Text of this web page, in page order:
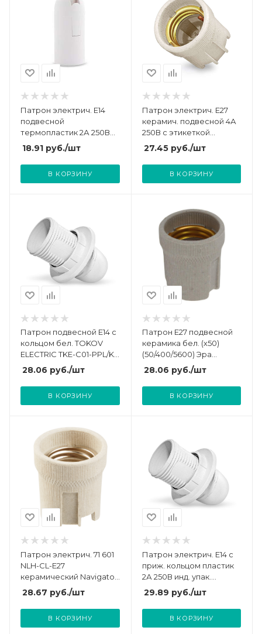
Патрон электрич. E14
подвесной
термопластик 2А 250В
UNIVersal 5560712
18.91 руб./шт
В КОРЗИНУ
Патрон электрич. E27
керамич. подвесной 4А
250В с этикеткой
UNIVersal 5565341
27.45руб./шт
В КОРЗИНУ
Патрон подвесной E14 с
кольцом бел. TOKOV
ELECTRIC TKE-C01-PPL/K-
14
28.06 руб./шт
В КОРЗИНУ
Патрон E27 подвесной
керамика бел. (х50)
(50/400/5600) Эра
Б0043694
28.06 руб./шт
В КОРЗИНУ
Патрон электрич. 71 601
NLH-CL-E27
керамический Navigator
71601
28.67 руб./шт
В КОРЗИНУ
Патрон электрич. E14 с
приж. кольцом пластик
2А 250В инд. упак.
UNIVersal 7941531
29.89 руб./шт
В КОРЗИНУ